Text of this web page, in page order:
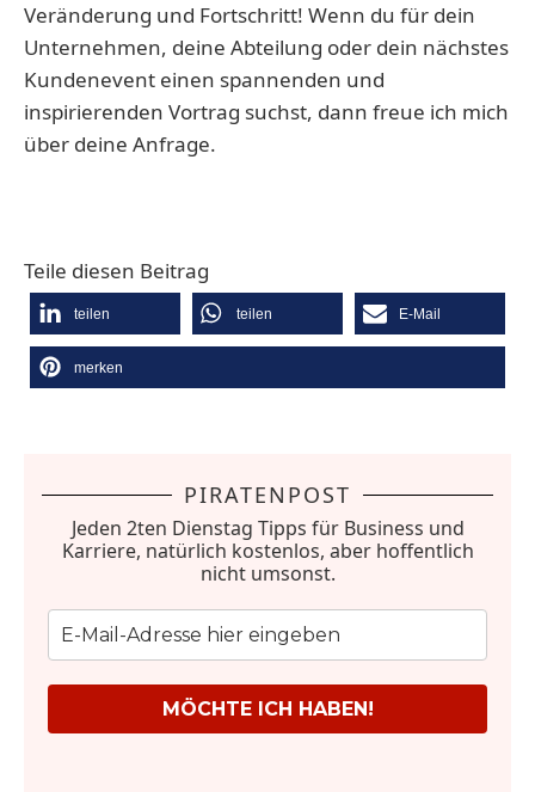
Veränderung und Fortschritt! Wenn du für dein
Unternehmen, deine Abteilung oder dein nächstes
Kundenevent einen spannenden und
inspirierenden Vortrag suchst, dann freue ich mich
über deine Anfrage.
Teile diesen Beitrag
teilen teilen E-Mail
merken
PIRATENPOST
Jeden 2ten Dienstag Tipps für Business und
Karriere, natürlich kostenlos, aber hoffentlich
nicht umsonst.
MÖCHTE ICH HABEN!